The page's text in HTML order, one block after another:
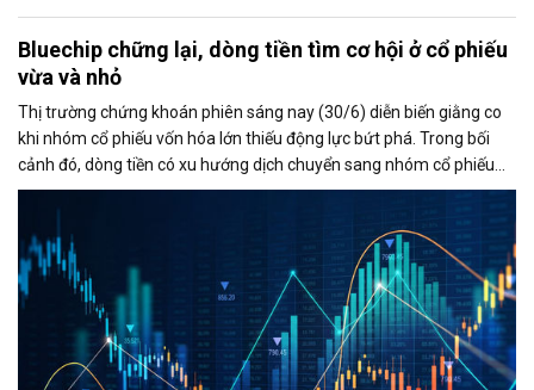
Bluechip chững lại, dòng tiền tìm cơ hội ở cổ phiếu
vừa và nhỏ
Thị trường chứng khoán phiên sáng nay (30/6) diễn biến giằng co
khi nhóm cổ phiếu vốn hóa lớn thiếu động lực bứt phá. Trong bối
cảnh đó, dòng tiền có xu hướng dịch chuyển sang nhóm cổ phiếu
vừa và nhỏ, đặc biệt là nhóm chứng khoán, giúp thanh khoản thị